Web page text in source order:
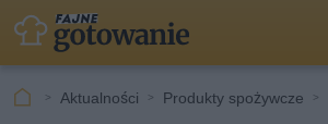
Aktualności Produkty spożywcze